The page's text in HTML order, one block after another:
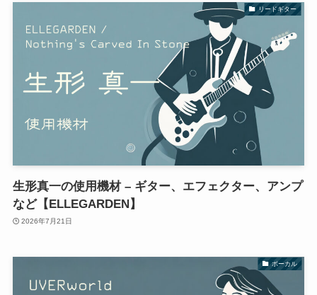
リードギター
生形真一の使用機材 – ギター、エフェクター、アンプ
など【ELLEGARDEN】
2026年7月21日
ボーカル